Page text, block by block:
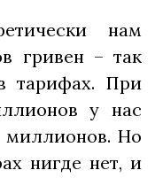
нам
гривен – так
тарифах. При
у нас
миллионов. Но
нигде нет, и